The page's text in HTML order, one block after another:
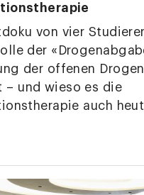
von vier
der
der offenen
– und wieso es die
auch